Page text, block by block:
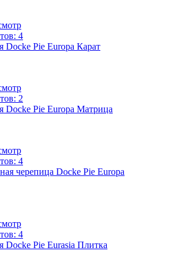
4
Docke Pie Europa Карат
2
Docke Pie Europa Матрица
4
черепица Docke Pie Europa
4
Docke Pie Eurasia Плитка